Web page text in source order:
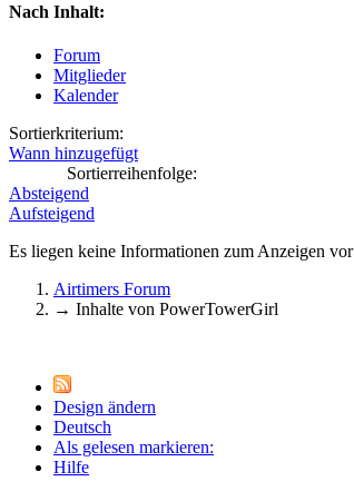
Nach Inhalt:
Forum
Mitglieder
Kalender
Sortierkriterium:
Wann hinzugefügt
Sortierreihenfolge:
Absteigend
Aufsteigend
Es liegen keine Informationen zum Anzeigen vor
Airtimers Forum
→ Inhalte von PowerTowerGirl
Design ändern
Deutsch
Als gelesen markieren:
Hilfe